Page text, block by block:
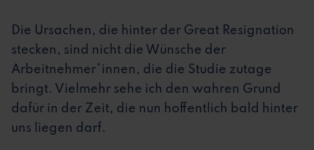
Die Ursachen, die hinter der Great Resignation
stecken, sind nicht die Wünsche der
Arbeitnehmer*innen, die die Studie zutage
bringt. Vielmehr sehe ich den wahren Grund
dafür in der Zeit, die nun hoffentlich bald hinter
uns liegen darf.